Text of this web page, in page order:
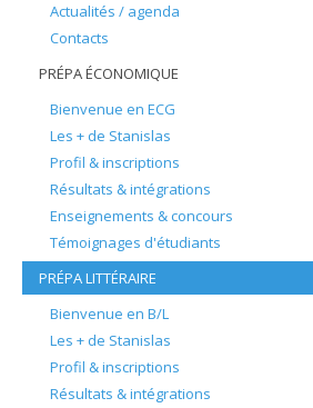
Actualités / agenda
Contacts
PRÉPA ÉCONOMIQUE
Bienvenue en ECG
Les + de Stanislas
Profil & inscriptions
Résultats & intégrations
Enseignements & concours
Témoignages d'étudiants
PRÉPA LITTÉRAIRE
Bienvenue en B/L
Les + de Stanislas
Profil & inscriptions
Résultats & intégrations